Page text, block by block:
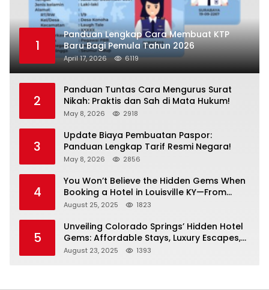
1
Panduan Lengkap Cara Membuat KTP
Baru Bagi Pemula Tahun 2026
April 17, 2026 6119
2
Panduan Tuntas Cara Mengurus Surat
Nikah: Praktis dan Sah di Mata Hukum!
May 8, 2026 2918
3
Update Biaya Pembuatan Paspor:
Panduan Lengkap Tarif Resmi Negara!
May 8, 2026 2856
4
You Won’t Believe the Hidden Gems When
Booking a Hotel in Louisville KY—From
Cheap to Luxe!
August 25, 2025 1823
5
Unveiling Colorado Springs’ Hidden Hotel
Gems: Affordable Stays, Luxury Escapes,
and Everything In Between!
August 23, 2025 1393